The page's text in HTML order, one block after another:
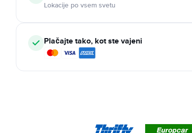
Lokacije po vsem svetu
Plačajte tako, kot ste vajeni